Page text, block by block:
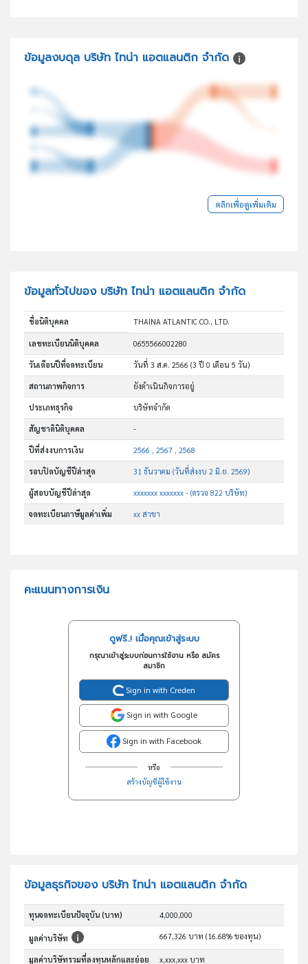
ข้อมูลงบดุล บริษัท ไทน่า แอตแลนติก จำกัด
คลิกเพื่อดูเพิ่มเติม
ข้อมูลทั่วไปของ บริษัท ไทน่า แอตแลนติก จำกัด
ชื่อนิติบุคคล THAINA ATLANTIC CO., LTD.
เลขทะเบียนนิติบุคคล 0655566002280
วันเดือนปีที่จดทะเบียน วันที่ 3 ส.ค. 2566(3 ปี 0 เดือน 5 วัน)
สถานภาพกิจการ ยังดำเนินกิจการอยู่
ประเภทธุรกิจ บริษัทจำกัด
สัญชาตินิติบุคคล -
ปีที่ส่งงบการเงิน 2566 , 2567 , 2568
รอบปิดบัญชีปีล่าสุด 31 ธันวาคม (วันที่ส่งงบ 2 มิ.ย. 2569)
ผู้สอบบัญชีปีล่าสุด xxxxxxx xxxxxxx - (ตรวจ 822 บริษัท)
จดทะเบียนภาษีมูลค่าเพิ่ม xx สาขา
คะแนนทางการเงิน
ดูฟรี..! เมื่อคุณเข้าสู่ระบบ
กรุณาเข้าสู่ระบบก่อนการใช้งาน หรือ สมัคร
สมาชิก
Sign in with Creden
Sign in with Google
Sign in with Facebook
หรือ
สร้างบัญชีผู้ใช้งาน
ข้อมูลธุรกิจของ บริษัท ไทน่า แอตแลนติก จำกัด
ทุนจดทะเบียนปัจจุบัน (บาท) 4,000,000
มูลค่าบริษัท 667,326 บาท (16.68% ของทุน)
มูลค่าบริษัทรวมที่ลงทุนหลักและย่อย x,xxx,xxx บาท